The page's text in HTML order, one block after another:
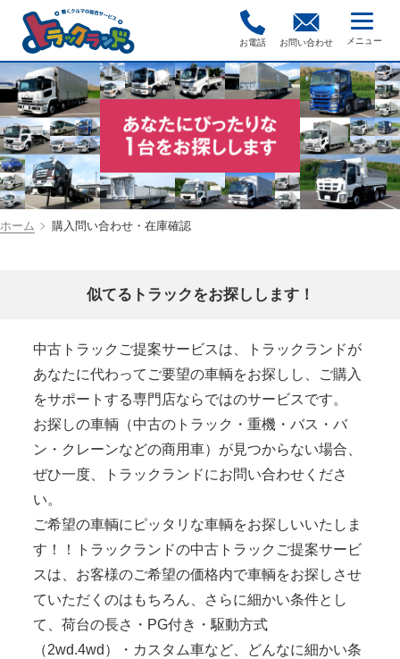
お電話 お問い合わせ
ホーム 購入問い合わせ・在庫確認
似てるトラックをお探しします！
中古トラックご提案サービスは、トラックランドが
あなたに代わってご要望の車輌をお探しし、ご購入
をサポートする専門店ならではのサービスです。
お探しの車輌（中古のトラック・重機・バス・バ
ン・クレーンなどの商用車）が見つからない場合、
ぜひ一度、トラックランドにお問い合わせくださ
い。
ご希望の車輌にピッタリな車輌をお探しいいたしま
す！！トラックランドの中古トラックご提案サービ
スは、お客様のご希望の価格内で車輌をお探しさせ
ていただくのはもちろん、さらに細かい条件とし
て、荷台の長さ・PG付き・駆動方式
（2wd.4wd）・カスタム車など、どんなに細かい条